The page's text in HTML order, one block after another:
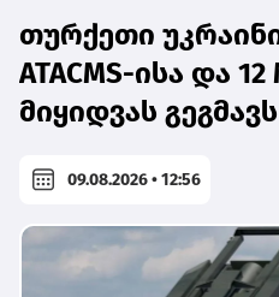
თურქეთი
ATACMS-ისა და 12
მიყიდვას გეგმავს
09.08.2026 • 12:56